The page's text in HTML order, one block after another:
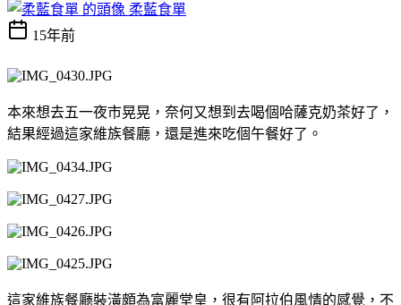
柔藍食單
15年前
本來想去五一夜市晃晃，奈何又想到去喝個哈薩克奶茶好了，
結果經過這家維族餐廳，還是進來吃個午餐好了。
這家維族餐廳裝潢頗為富麗堂皇，很有阿拉伯風情的感覺，不